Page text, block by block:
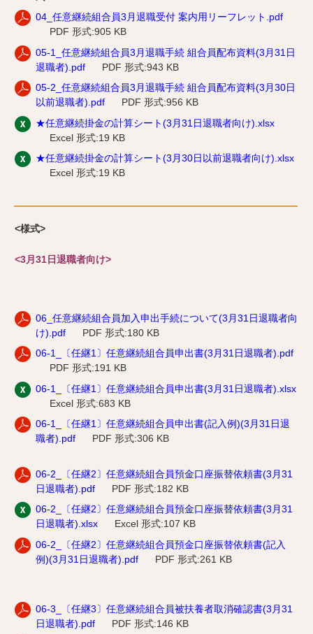
04_任意継続組合員3月退職受付 案内用リーフレット.pdf
PDF 形式:905 KB
05-1_任意継続組合員3月退職手続 組合員配布資料(3月31日
退職者).pdf
PDF 形式:943 KB
05-2_任意継続組合員3月退職手続 組合員配布資料(3月30日
以前退職者).pdf
PDF 形式:956 KB
★任意継続掛金の計算シート(3月31日退職者向け).xlsx
Excel 形式:19 KB
★任意継続掛金の計算シート(3月30日以前退職者向け).xlsx
Excel 形式:19 KB
<様式>
<3月31日退職者向け>
06_任意継続組合員加入申出手続について(3月31日退職者向
け).pdf
PDF 形式:180 KB
06-1_〔任継1〕任意継続組合員申出書(3月31日退職者).pdf
PDF 形式:191 KB
06-1_〔任継1〕任意継続組合員申出書(3月31日退職者).xlsx
Excel 形式:683 KB
06-1_〔任継1〕任意継続組合員申出書(記入例)(3月31日退
職者).pdf
PDF 形式:306 KB
06-2_〔任継2〕任意継続組合員預金口座振替依頼書(3月31
日退職者).pdf
PDF 形式:182 KB
06-2_〔任継2〕任意継続組合員預金口座振替依頼書(3月31
日退職者).xlsx
Excel 形式:107 KB
06-2_〔任継2〕任意継続組合員預金口座振替依頼書(記入
例)(3月31日退職者).pdf
PDF 形式:261 KB
06-3_〔任継3〕任意継続組合員被扶養者取消確認書(3月31
日退職者).pdf
PDF 形式:146 KB